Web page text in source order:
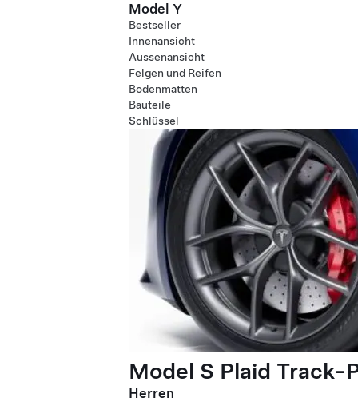
Model Y
Bestseller
Innenansicht
Aussenansicht
Felgen und Reifen
Bodenmatten
Bauteile
Schlüssel
Model S Plaid Track-
Herren